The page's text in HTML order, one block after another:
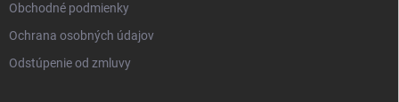
Obchodné podmienky
Ochrana osobných údajov
Odstúpenie od zmluvy